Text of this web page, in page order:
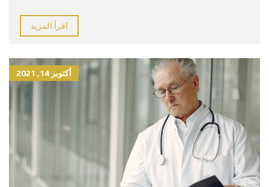
اقرأ المزيد
أكتوبر 14, 2021